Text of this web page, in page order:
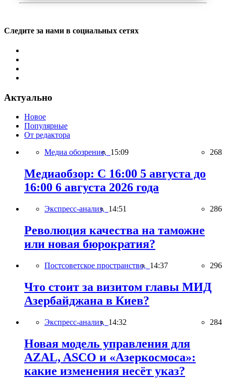
Следите за нами в социальных сетях
Актуально
Новое
Популярные
От редактора
Медиа обозрение, 15:09 268
Медиаобзор: С 16:00 5 августа до
16:00 6 августа 2026 года
Экспресс-анализ, 14:51 286
Революция качества на таможне
или новая бюрократия?
Постсоветское пространство, 14:37 296
Что стоит за визитом главы МИД
Азербайджана в Киев?
Экспресс-анализ, 14:32 284
Новая модель управления для
AZAL, ASCO и «Азеркосмоса»:
какие изменения несёт указ?